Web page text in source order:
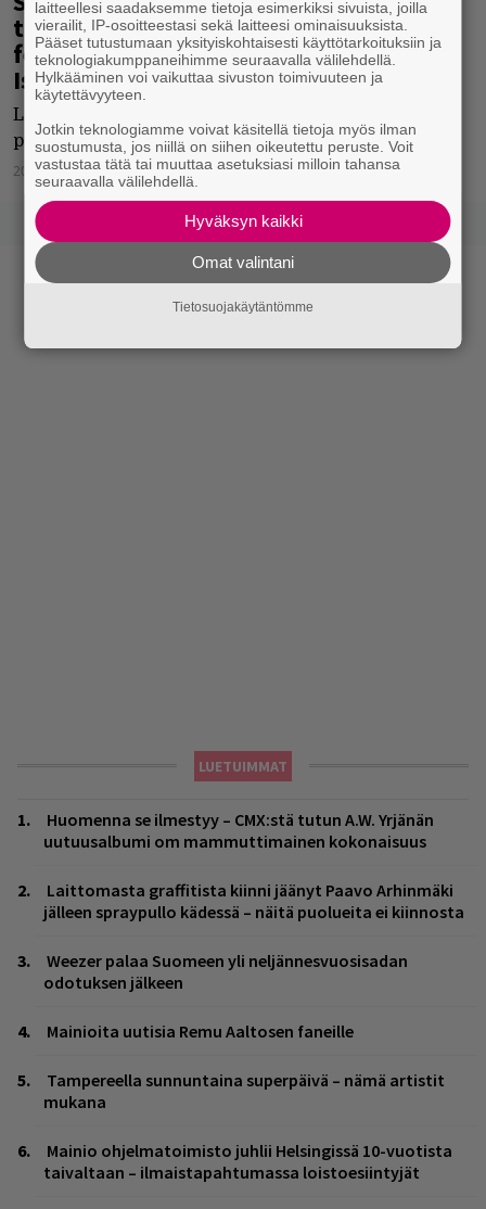
tammikuussa – monitaiteellisen
festivaalin esiintyjinä muun muassa
Isaac Sene ja Malla
Lumina haluaa tuoda festaritunnelmaa keskelle
pimeyttä.
20.12.2022 Catharina Herlin
LUETUIMMAT
Huomenna se ilmestyy – CMX:stä tutun A.W. Yrjänän
uutuusalbumi om mammuttimainen kokonaisuus
Laittomasta graffitista kiinni jäänyt Paavo Arhinmäki
jälleen spraypullo kädessä – näitä puolueita ei kiinnosta
Weezer palaa Suomeen yli neljännesvuosisadan
odotuksen jälkeen
Mainioita uutisia Remu Aaltosen faneille
Tampereella sunnuntaina superpäivä – nämä artistit
mukana
Mainio ohjelmatoimisto juhlii Helsingissä 10-vuotista
taivaltaan – ilmaistapahtumassa loistoesiintyjät
laitteellesi saadaksemme tietoja esimerkiksi sivuista, joilla
vierailit, IP-osoitteestasi sekä laitteesi ominaisuuksista.
Pääset tutustumaan yksityiskohtaisesti käyttötarkoituksiin ja
teknologiakumppaneihimme seuraavalla välilehdellä.
Hylkääminen voi vaikuttaa sivuston toimivuuteen ja
käytettävyyteen.
Jotkin teknologiamme voivat käsitellä tietoja myös ilman
suostumusta, jos niillä on siihen oikeutettu peruste. Voit
vastustaa tätä tai muuttaa asetuksiasi milloin tahansa
seuraavalla välilehdellä.
Hyväksyn kaikki
Omat valintani
Tietosuojakäytäntömme